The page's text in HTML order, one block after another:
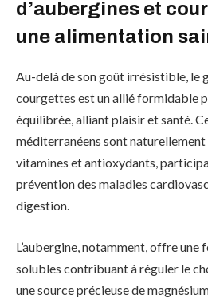
d’aubergines et
une alimentation
Au-delà de son goût irrésistible, le
courgettes est un allié formidable
équilibrée, alliant plaisir et santé.
méditerranéens sont naturellement
vitamines et antioxydants,
prévention des maladies
digestion.
L’aubergine, notamment, offre une
solubles contribuant à réguler le
une source précieuse de